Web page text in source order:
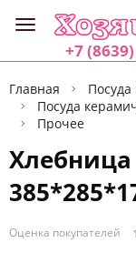
+7
Главная
Посуда
Прочее
Оценка покупателей